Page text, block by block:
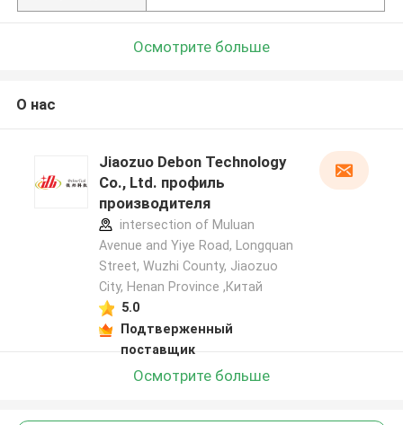
Осмотрите больше
О нас
Jiaozuo Debon Technology
Co., Ltd. профиль
производителя
intersection of Muluan
Avenue and Yiye Road, Longquan
Street, Wuzhi County, Jiaozuo
City, Henan Province ,Китай
5.0
Подтверженный
поставщик
Осмотрите больше